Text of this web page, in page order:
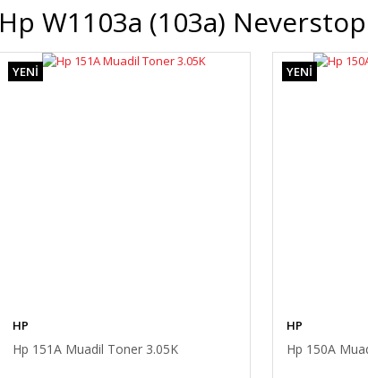
Hp W1103a (103a)
YENİ
HP
Hp 151A Muadil Toner 3.05K
YENİ
HP
Hp 150A